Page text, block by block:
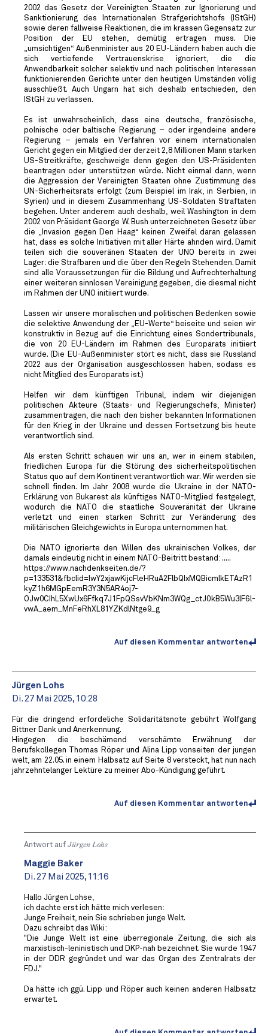
2002 das Gesetz der Vereinigten Staaten zur Ignorierung und
Sanktionierung des Internationalen Strafgerichtshofs (IStGH)
sowie deren fallweise Reaktionen, die im krassen Gegensatz zur
Position der EU stehen, demütig ertragen muss. Die
„umsichtigen“ Außenminister aus 20 EU-Ländern haben auch die
sich vertiefende Vertrauenskrise ignoriert, die die
Anwendbarkeit solcher selektiv und nach politischen Interessen
funktionierenden Gerichte unter den heutigen Umständen völlig
ausschließt. Auch Ungarn hat sich deshalb entschieden, den
IStGH zu verlassen.
Es ist unwahrscheinlich, dass eine deutsche, französische,
polnische oder baltische Regierung – oder irgendeine andere
Regierung – jemals ein Verfahren vor einem internationalen
Gericht gegen ein Mitglied der derzeit 2,8 Millionen Mann starken
US-Streitkräfte, geschweige denn gegen den US-Präsidenten
beantragen oder unterstützen würde. Nicht einmal dann, wenn
die Aggression der Vereinigten Staaten ohne Zustimmung des
UN-Sicherheitsrats erfolgt (zum Beispiel im Irak, in Serbien, in
Syrien) und in diesem Zusammenhang US-Soldaten Straftaten
begehen. Unter anderem auch deshalb, weil Washington in dem
2002 von Präsident George W. Bush unterzeichneten Gesetz über
die „Invasion gegen Den Haag“ keinen Zweifel daran gelassen
hat, dass es solche Initiativen mit aller Härte ahnden wird. Damit
teilen sich die souveränen Staaten der UNO bereits in zwei
Lager: die Strafbaren und die über den Regeln Stehenden. Damit
sind alle Voraussetzungen für die Bildung und Aufrechterhaltung
einer weiteren sinnlosen Vereinigung gegeben, die diesmal nicht
im Rahmen der UNO initiiert wurde.
Lassen wir unsere moralischen und politischen Bedenken sowie
die selektive Anwendung der „EU-Werte“ beiseite und seien wir
konstruktiv in Bezug auf die Einrichtung eines Sondertribunals,
die von 20 EU-Ländern im Rahmen des Europarats initiiert
wurde. (Die EU-Außenminister stört es nicht, dass sie Russland
2022 aus der Organisation ausgeschlossen haben, sodass es
nicht Mitglied des Europarats ist.)
Helfen wir dem künftigen Tribunal, indem wir diejenigen
politischen Akteure (Staats- und Regierungschefs, Minister)
zusammentragen, die nach den bisher bekannten Informationen
für den Krieg in der Ukraine und dessen Fortsetzung bis heute
verantwortlich sind.
Als ersten Schritt schauen wir uns an, wer in einem stabilen,
friedlichen Europa für die Störung des sicherheitspolitischen
Status quo auf dem Kontinent verantwortlich war. Wir werden sie
schnell finden. Im Jahr 2008 wurde die Ukraine in der NATO-
Erklärung von Bukarest als künftiges NATO-Mitglied festgelegt,
wodurch die NATO die staatliche Souveränität der Ukraine
verletzt und einen starken Schritt zur Veränderung des
militärischen Gleichgewichts in Europa unternommen hat.
Die NATO ignorierte den Willen des ukrainischen Volkes, der
damals eindeutig nicht in einem NATO-Beitritt bestand: .....
https://www.nachdenkseiten.de/?
p=133531&fbclid=IwY2xjawKijcFleHRuA2FlbQIxMQBicmlkETAzR1
kyZ1h6MGpEemR3Y3N5AR4oj7-
OJw0CIhL5XwUx6Ffkq7J1FpQSsvVbKNm3WQg_ctJ0kB5Wu3lF6l-
vwA_aem_MnFeRhXL81YZKdlNtge9_g
Auf diesen Kommentar antworten
Jürgen Lohs
Di. 27 Mai 2025, 10:28
Für die dringend erfordeliche Solidaritätsnote gebührt Wolfgang
Bittner Dank und Anerkennung.
Hingegen die beschämend verschämte Erwähnung der
Berufskollegen Thomas Röper und Alina Lipp vonseiten der jungen
welt, am 22.05. in einem Halbsatz auf Seite 8 versteckt, hat nun nach
jahrzehntelanger Lektüre zu meiner Abo-Kündigung geführt.
Auf diesen Kommentar antworten
Antwort auf Jürgen Lohs
Maggie Baker
Di. 27 Mai 2025, 11:16
Hallo Jürgen Lohse,
ich dachte erst ich hätte mich verlesen:
Junge Freiheit, nein Sie schrieben junge Welt.
Dazu schreibt das Wiki:
"Die Junge Welt ist eine überregionale Zeitung, die sich als
marxistisch-leninistisch und DKP-nah bezeichnet. Sie wurde 1947
in der DDR gegründet und war das Organ des Zentralrats der
FDJ."
Da hätte ich ggü. Lipp und Röper auch keinen anderen Halbsatz
erwartet.